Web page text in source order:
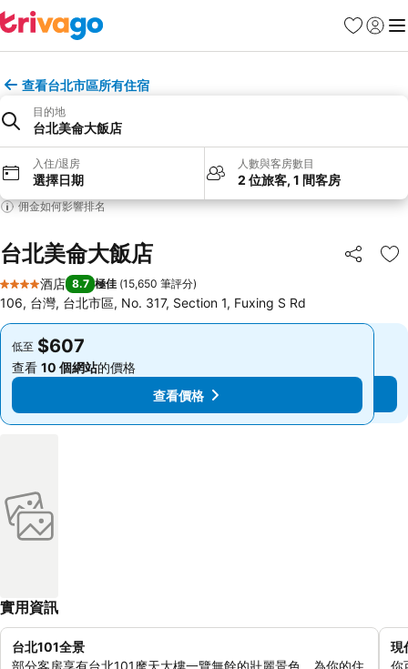
收藏夾
登入 選
查看台北市區所有住宿
目的地
台北美侖大飯店
入住/退房
選擇日期
人數與客房數目
2 位旅客, 1 間客房
佣金如何影響排名
台北美侖大飯店 分享
放
4 星級
酒店 8.7 極佳 (15,650 筆評分)
106, 台灣, 台北市區, No. 317, Section 1, Fuxing S Rd
低至 $607
查看 10 個網站的價格
查看價格
低至 $607
查看 10 個網站的價格
查看價格
實用資訊
台北101全景
部分客房享有台北101摩天大樓一覽無餘的壯麗景色，為你的住
現
你